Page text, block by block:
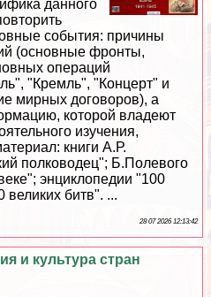
данного
события: причины
(основные фронты,
операций
"Кремль", "Концерт" и
мирных договоров), а
которой владеют
изучения,
книги А.Р.
полководец"; Б.Полевого
энциклопедии "100
великих битв". ...
28 07 2026 12:13:42
и культура стран